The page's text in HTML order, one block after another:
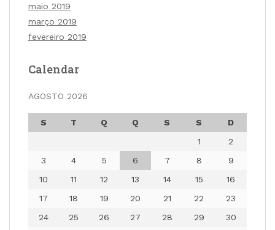
maio 2019
março 2019
fevereiro 2019
Calendar
AGOSTO 2026
S T Q Q S S
D
1
2
3
4 5 6 7 8
9
10
11 12 13 14 15
16
17
18 19 20 21 22
23
24
25 26 27 28 29
30